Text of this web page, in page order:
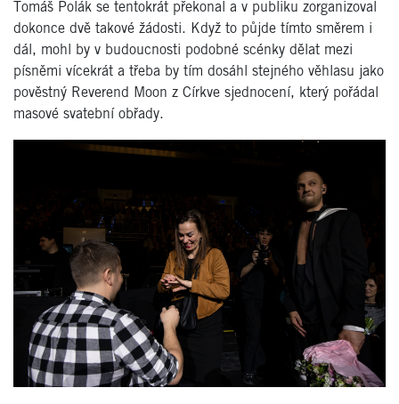
Tomáš Polák se tentokrát překonal a v publiku zorganizoval
dokonce dvě takové žádosti. Když to půjde tímto směrem i
dál, mohl by v budoucnosti podobné scénky dělat mezi
písněmi vícekrát a třeba by tím dosáhl stejného věhlasu jako
pověstný Reverend Moon z Církve sjednocení, který pořádal
masové svatební obřady.